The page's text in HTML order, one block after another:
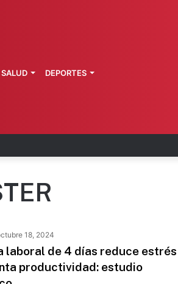
SALUD DEPORTES
18, 2024
laboral de 4 días reduce estrés
productividad: estudio